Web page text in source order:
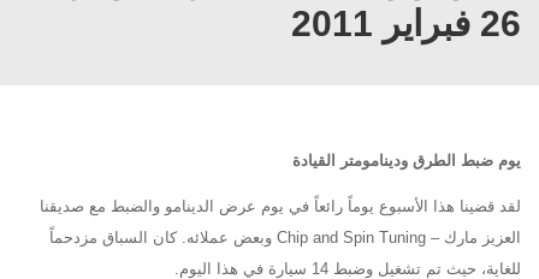
26 فبراير 2011
يوم ضبط الطرق ودينامومتر القيادة
لقد قضينا هذا الأسبوع يوماً رائعاً في يوم عرض الدينامو والضبط مع صديقنا
العزيز مارك – Chip and Spin Tuning وبعض عملائه. كان السباق مزدحماً
للغاية، حيث تم تشغيل وضبط 14 سيارة في هذا اليوم.